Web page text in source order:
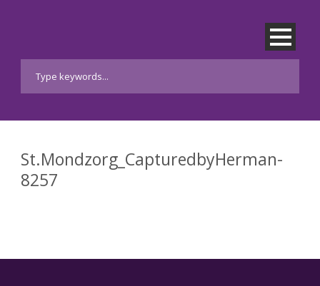
St.Mondzorg_CapturedbyHerman-
8257